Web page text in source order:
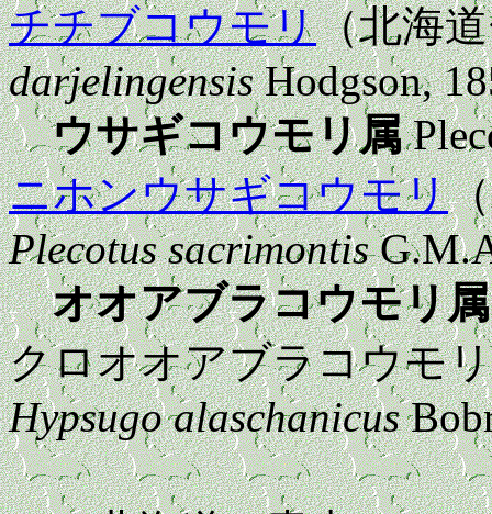
チチブコウモリ（北海
darjelingensisHodgson,
ウサギコウモリ属
ニホンウサギコウモリ
Plecotus sacrimontis
オオアブラコウモリ属
クロオオアブラコウモ
Hypsugo alaschanicus
クロオオ